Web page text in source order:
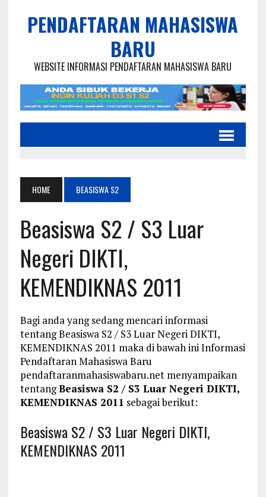
PENDAFTARAN MAHASISWA
BARU
WEBSITE INFORMASI PENDAFTARAN MAHASISWA BARU
HOME BEASISWA S2
Beasiswa S2 / S3 Luar
Negeri DIKTI,
KEMENDIKNAS 2011
Bagi anda yang sedang mencari informasi
tentang Beasiswa S2 / S3 Luar Negeri DIKTI,
KEMENDIKNAS 2011 maka di bawah ini Informasi
Pendaftaran Mahasiswa Baru
pendaftaranmahasiswabaru.net menyampaikan
tentangBeasiswa S2 / S3 Luar Negeri DIKTI,
KEMENDIKNAS 2011 sebagai berikut:
Beasiswa S2 / S3 Luar Negeri DIKTI,
KEMENDIKNAS 2011